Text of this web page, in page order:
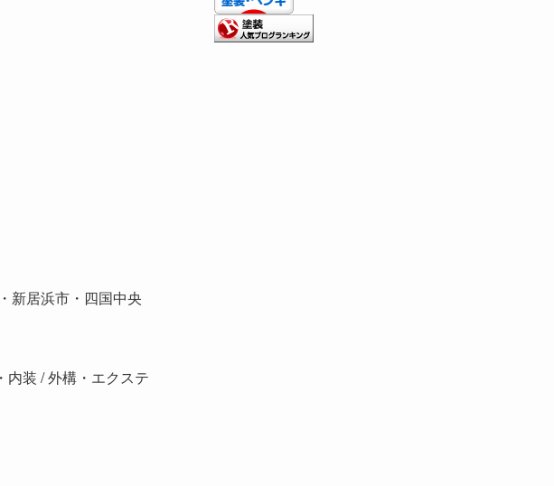
新居浜市・四国中央
内装 / 外構・エクステ